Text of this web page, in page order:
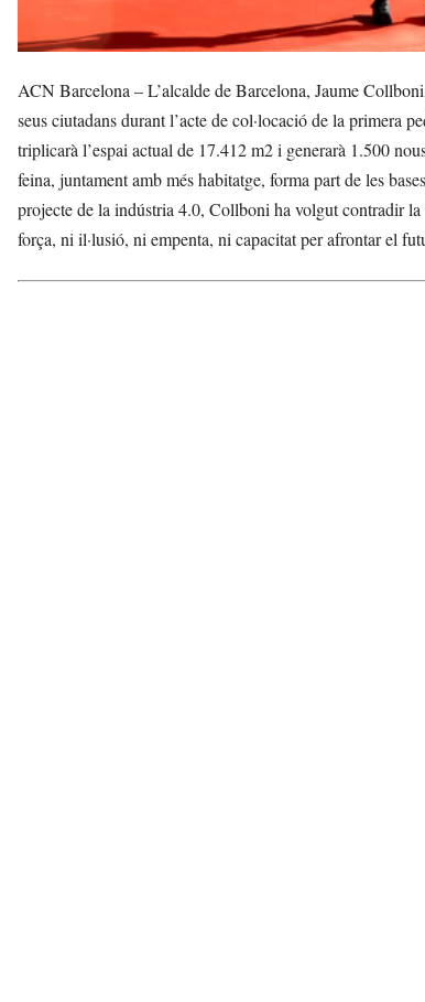
ACN Barcelona – L’alcalde de Barcelona, Jaume
seus ciutadans durant l’acte de col·locació de la primera
triplicarà l’espai actual de 17.412 m2 i generarà 1.500
feina, juntament amb més habitatge, forma part de les
projecte de la indústria 4.0, Collboni ha volgut contradir
força, ni il·lusió, ni empenta, ni capacitat per afrontar el